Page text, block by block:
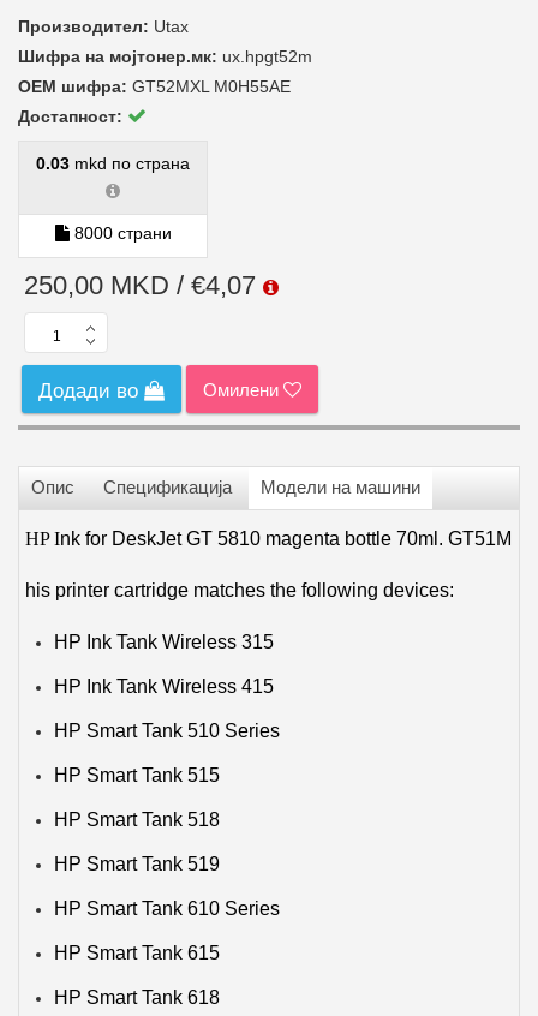
Производител: Utax
Шифра на мојтонер.мк: ux.hpgt52m
ОЕМ шифра: GT52MXL M0H55AE
Достапност:
0.03 mkd по страна
8000 страни
250,00 MKD / €4,07
Додади во Омилени
Опис Спецификација Модели на машини
HP Ink for DeskJet GT 5810 magenta bottle 70ml. GT51M
his printer cartridge matches the following devices:
HP Ink Tank Wireless 315
HP Ink Tank Wireless 415
HP Smart Tank 510 Series
HP Smart Tank 515
HP Smart Tank 518
HP Smart Tank 519
HP Smart Tank 610 Series
HP Smart Tank 615
HP Smart Tank 618